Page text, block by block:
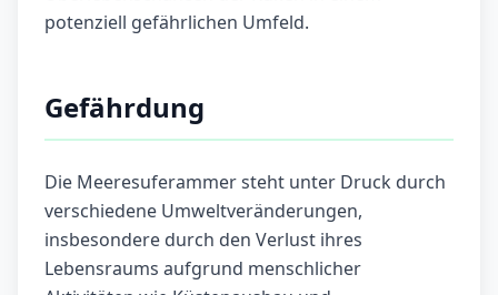
potenziell gefährlichen Umfeld.
Gefährdung
Die Meeresuferammer steht unter Druck durch
verschiedene Umweltveränderungen,
insbesondere durch den Verlust ihres
Lebensraums aufgrund menschlicher